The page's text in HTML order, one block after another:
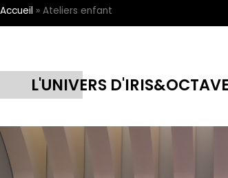
Accueil » Ateliers enfant
L'UNIVERS D'IRIS&OCTAVE